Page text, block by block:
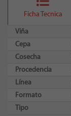
Ficha Tecnica
Viña
Cepa
Cosecha
Procedencia
Línea
Formato
Tipo